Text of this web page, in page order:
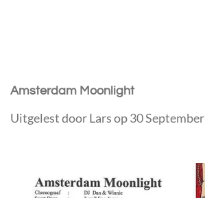
Amsterdam Moonlight
Uitgelest door Lars op 30 September